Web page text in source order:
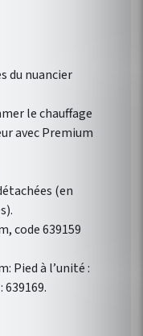
du nuancier
le chauffage
avec Premium
(en
code 639159
Pied à l’unité :
639169.